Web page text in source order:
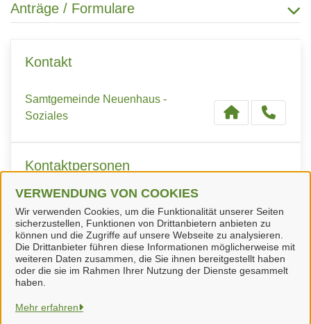
VERWENDUNG VON COOKIES
Wir verwenden Cookies, um die Funktionalität unserer Seiten
sicherzustellen, Funktionen von Drittanbietern anbieten zu
können und die Zugriffe auf unsere Webseite zu analysieren.
Die Drittanbieter führen diese Informationen möglicherweise mit
weiteren Daten zusammen, die Sie ihnen bereitgestellt haben
oder die sie im Rahmen Ihrer Nutzung der Dienste gesammelt
haben.
Mehr erfahren
Anträge / Formulare
Kontakt
Samtgemeinde Neuenhaus -
Soziales
Kontaktpersonen
Frau da Silva
Samtgemeinde Neuenhaus